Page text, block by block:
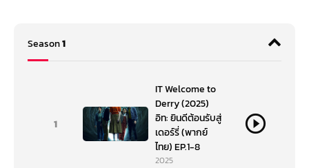
Season1
1
IT Welcome to
Derry (2025)
อิท: ยินดีต้อนรับสู่
เดอร์รี่ (พากย์
ไทย) EP.1-8
2025